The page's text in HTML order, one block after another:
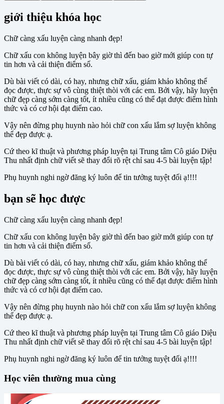
giới thiệu khóa học
Chữ càng xấu luyện càng nhanh đẹp!
Chữ xấu con không luyện bây giờ thì đến bao giờ mới giúp con tự
tin hơn và cải thiện điểm số.
Dù bài viết có dài, có hay, nhưng chữ xấu, giám khảo không thể
đọc được, thực sự vô cùng thiệt thòi với các em. Bởi vậy, hãy luyện
chữ đẹp càng sớm càng tốt, ít nhiều cũng có thể đạt được điểm hình
thức và có cơ hội đạt điểm cao.
Vậy nên đừng phụ huynh nào hỏi chữ con xấu lắm sợ luyện không
thể đẹp được ạ.
Cứ theo kĩ thuật và phương pháp luyện tại Trung tâm Cô giáo Diệu
Thu nhất định chữ viết sẽ thay đổi rõ rệt chỉ sau 4-5 bài luyện tập!
Phụ huynh nghi ngờ đăng ký luôn để tin tưởng tuyệt đối ạ!!!!
bạn sẽ học được
Chữ càng xấu luyện càng nhanh đẹp!
Chữ xấu con không luyện bây giờ thì đến bao giờ mới giúp con tự
tin hơn và cải thiện điểm số.
Dù bài viết có dài, có hay, nhưng chữ xấu, giám khảo không thể
đọc được, thực sự vô cùng thiệt thòi với các em. Bởi vậy, hãy luyện
chữ đẹp càng sớm càng tốt, ít nhiều cũng có thể đạt được điểm hình
thức và có cơ hội đạt điểm cao.
Vậy nên đừng phụ huynh nào hỏi chữ con xấu lắm sợ luyện không
thể đẹp được ạ.
Cứ theo kĩ thuật và phương pháp luyện tại Trung tâm Cô giáo Diệu
Thu nhất định chữ viết sẽ thay đổi rõ rệt chỉ sau 4-5 bài luyện tập!
Phụ huynh nghi ngờ đăng ký luôn để tin tưởng tuyệt đối ạ!!!!
Học viên thường mua cùng